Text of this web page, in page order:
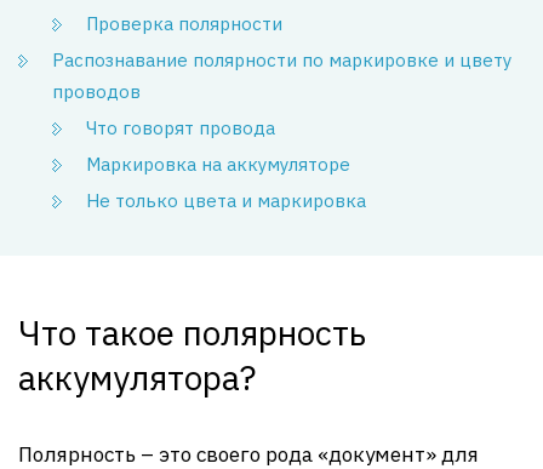
Проверка полярности
Распознавание полярности по маркировке и цвету
проводов
Что говорят провода
Маркировка на аккумуляторе
Не только цвета и маркировка
Что такое полярность
аккумулятора?
Полярность – это своего рода «документ» для